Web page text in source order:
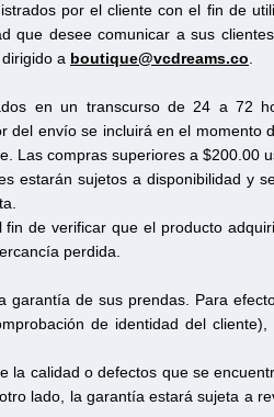
por el cliente con el fin de
que desee comunicar a sus
a boutique@vcdreams.co
en un transcurso de 24 a 72
envío se incluirá en el momento
Las compras superiores a $200.00
sujetos a disponibilidad y
de verificar que el producto
perdida.
de sus prendas. Para
de identidad del
la calidad o defectos que se
lado, la garantía estará sujeta a